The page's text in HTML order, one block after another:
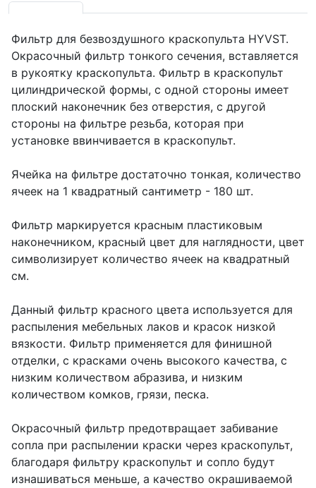
Фильтр для безвоздушного краскопульта HYVST.
Окрасочный фильтр тонкого сечения, вставляется
в рукоятку краскопульта. Фильтр в краскопульт
цилиндрической формы, с одной стороны имеет
плоский наконечник без отверстия, с другой
стороны на фильтре резьба, которая при
установке ввинчивается в краскопульт.
Ячейка на фильтре достаточно тонкая, количество
ячеек на 1 квадратный сантиметр - 180 шт.
Фильтр маркируется красным пластиковым
наконечником, красный цвет для наглядности, цвет
символизирует количество ячеек на квадратный
см.
Данный фильтр красного цвета используется для
распыления мебельных лаков и красок низкой
вязкости. Фильтр применяется для финишной
отделки, с красками очень высокого качества, с
низким количеством абразива, и низким
количеством комков, грязи, песка.
Окрасочный фильтр предотвращает забивание
сопла при распылении краски через краскопульт,
благодаря фильтру краскопульт и сопло будут
изнашиваться меньше, а качество окрашиваемой